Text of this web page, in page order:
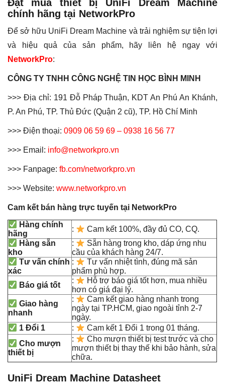
Đặt mua thiết bị UniFi Dream Machine
chính hãng tại NetworkPro
Để sở hữu UniFi Dream Machine và trải nghiệm sự tiện lợi
và hiệu quả của sản phẩm, hãy liên hệ ngay với
NetworkPro:
CÔNG TY TNHH CÔNG NGHỆ TIN HỌC BÌNH MINH
>>> Địa chỉ: 191 Đỗ Pháp Thuận, KDT An Phú An Khánh,
P. An Phú, TP. Thủ Đức (Quận 2 cũ), TP. Hồ Chí Minh
>>> Điện thoại: 0909 06 59 69 – 0938 16 56 77
>>> Email: info@networkpro.vn
>>> Fanpage: fb.com/networkpro.vn
>>> Website: www.networkpro.vn
Cam kết bán hàng trực tuyến tại NetworkPro
Hàng chính
hãng
:
Cam kết 100%, đầy đủ CO, CQ.
Hàng sẵn
kho
:
Sẵn hàng trong kho, dáp ứng nhu
cầu của khách hàng 24/7.
Tư vấn chính
xác
:
Tư vấn nhiệt tình, đúng mã sản
phẩm phù hợp.
Báo giá tốt
:
Hỗ trợ báo giá tốt hơn, mua nhiều
hơn có giá đại lý.
Giao hàng
nhanh
:
Cam kết giao hàng nhanh trong
ngày tại TP.HCM, giao ngoài tỉnh 2-7
ngày.
1 Đổi 1
:
Cam kết 1 Đổi 1 trong 01 tháng.
Cho mượn
thiết bị
:
Cho mượn thiết bị test trước và cho
mượn thiết bị thay thế khi bảo hành, sửa
chữa.
UniFi Dream Machine Datasheet